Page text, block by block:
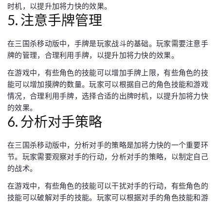
时机，以提升加将力快的效果。
5. 注意手牌管理
在三国杀移动版中，手牌是玩家战斗的基础。玩家需要注意手
牌的管理，合理利用手牌，以提升加将力快的效果。
在游戏中，有些角色的技能可以增加手牌上限，有些角色的技
能可以增加摸牌的数量。玩家可以根据自己的角色技能和游戏
情况，合理利用手牌，选择合适的出牌时机，以提升加将力快
的效果。
6. 分析对手策略
在三国杀移动版中，分析对手的策略是加将力快的一个重要环
节。玩家需要观察对手的行动，分析对手的策略，以制定自己
的战术。
在游戏中，有些角色的技能可以干扰对手的行动，有些角色的
技能可以破解对手的技能。玩家可以根据对手的角色技能和游